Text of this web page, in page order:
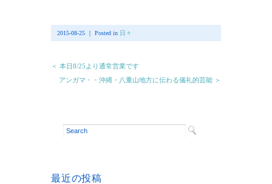
2015-08-25 ｜ Posted in 日々
＜ 本日8/25より通常営業です
アンガマ・・沖縄・八重山地方に伝わる儀礼的芸能 ＞
最近の投稿